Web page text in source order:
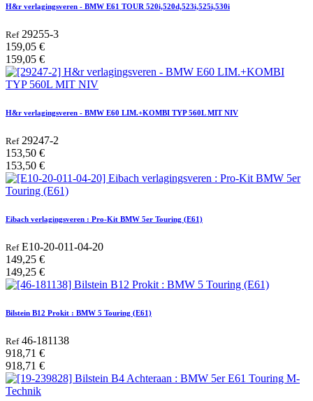
H&r verlagingsveren - BMW E61 TOUR 520i,520d,523i,525i,530i
Ref 29255-3
159,05 €
159,05 €
H&r verlagingsveren - BMW E60 LIM.+KOMBI TYP 560L MIT NIV
Ref 29247-2
153,50 €
153,50 €
Eibach verlagingsveren : Pro-Kit BMW 5er Touring (E61)
Ref E10-20-011-04-20
149,25 €
149,25 €
Bilstein B12 Prokit : BMW 5 Touring (E61)
Ref 46-181138
918,71 €
918,71 €